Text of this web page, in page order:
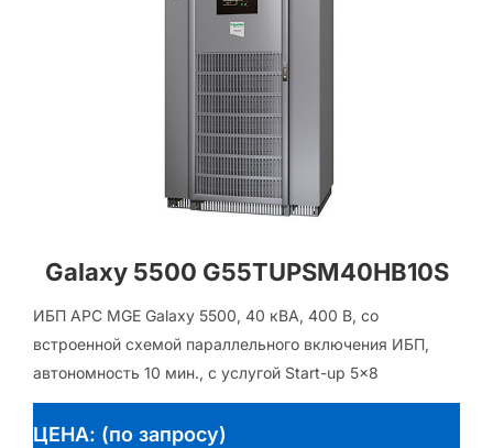
Galaxy 5500 G55TUPSM40HB10S
ИБП APC MGE Galaxy 5500, 40 кВА, 400 В, со
встроенной схемой параллельного включения ИБП,
автономность 10 мин., с услугой Start-up 5×8
ЦЕНА: (по запросу)